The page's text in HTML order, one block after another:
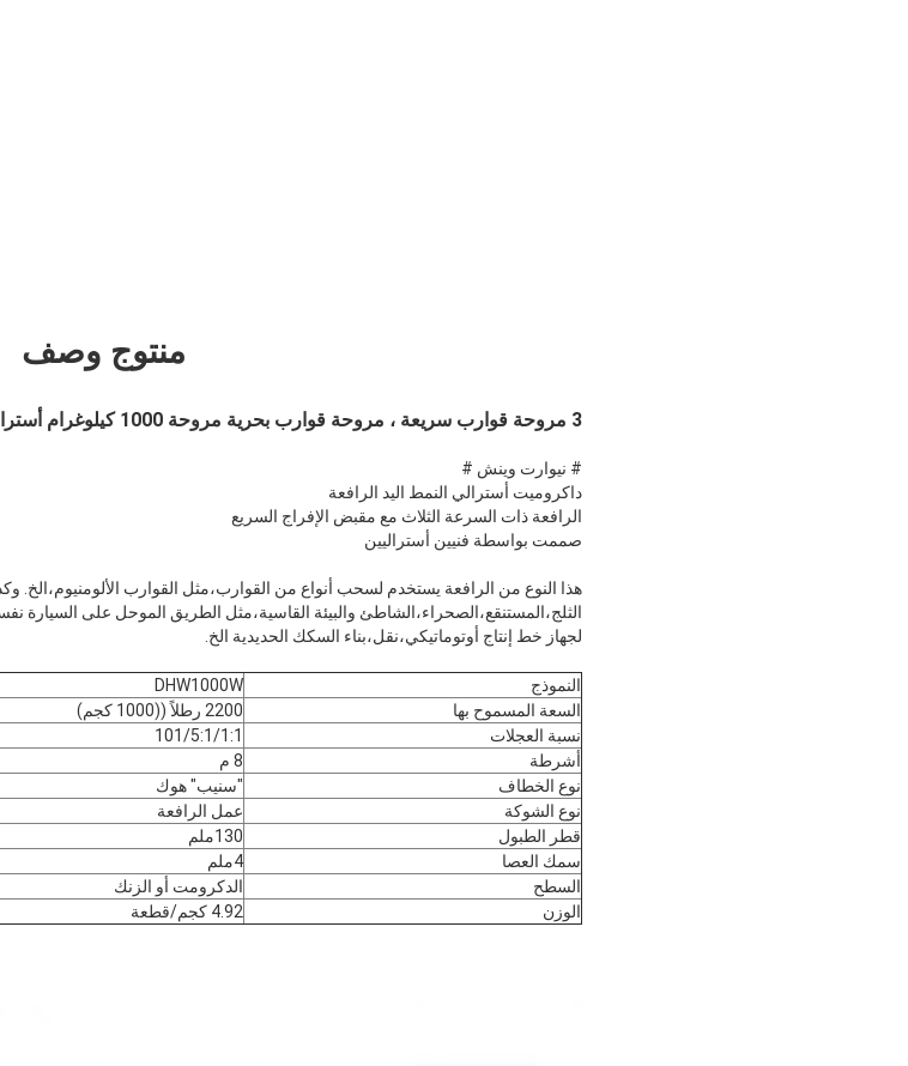
منتوج وصف
3 مروحة قوارب سريعة ، مروحة قوارب بحرية مروحة 1000 كيلوغرام أسترالي النمط داكرومت مروحة يدوية
# نيوارت وينش #
داكروميت أسترالي النمط اليد الرافعة
الرافعة ذات السرعة الثلاث مع مقبض الإفراج السريع
صممت بواسطة فنيين أستراليين
هذا النوع من الرافعة يستخدم لسحب أنواع من القوارب،مثل القوارب الألومنيوم،الخ.
الثلج،المستنقع،الصحراء،الشاطئ والبيئة القاسية،مثل الطريق الموحل على السيارة
لجهاز خط إنتاج أوتوماتيكي،نقل،بناء السكك الحديدية الخ.
النموذج
DHW1000W
السعة المسموح بها
2200 رطلاً ((1000 كجم)
نسبة العجلات
101/5:1/1:1
أشرطة
8 م
نوع الخطاف
"سنيب" هوك
نوع الشوكة
عمل الرافعة
قطر الطبول
130ملم
سمك العصا
4ملم
السطح
الدكرومت أو الزنك
الوزن
4.92 كجم/قطعة